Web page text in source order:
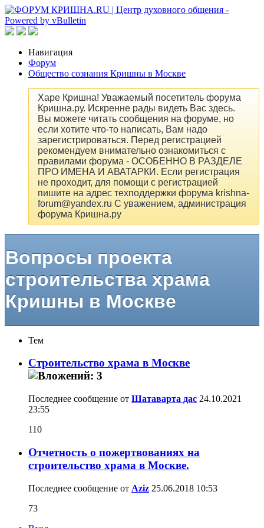
Навигация
Форум
Общество сознания Кришны в Москве
Харе Кришна! Уважаемый посетитель форума
Кришна.ру. Искренне рады видеть Вас здесь.
Вы можете читать сообщения на форуме, но
если хотите что-то написать, Вам надо
зарегистрироваться. Перед регистрацией
рекомендуем внимательно ознакомиться с
правилами форума - ОСОБЕННО В РАЗДЕЛЕ
ПРО ИМЕНА И АВАТАРКИ. Если регистрация
не проходит, для помощи с регистрацией
пишите на адрес техподдержки форума krishna-
forum@yandex.ru С уважением, администрация
форума Кришна.ру
Вопросы проекта
строительства храма
Кришны в Москве
Тем
Строительство храма в Москве
Последнее сообщение от Шатаварта дас 24.10.2021
23:55
110
Отчетность о пожертвованиях на
строительство храма в Москве.
Последнее сообщение от Aziz 25.06.2018 10:53
73